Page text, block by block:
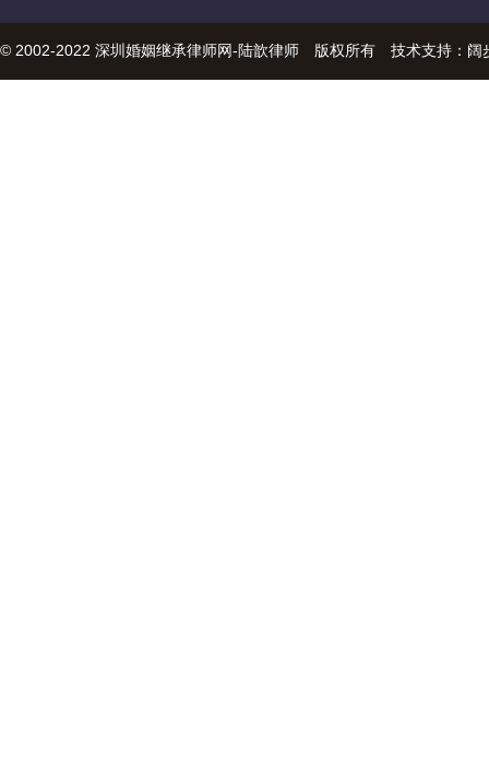
© 2002-2022 深圳婚姻继承律师网-陆歆律师 版权所有 技术支持： 阔